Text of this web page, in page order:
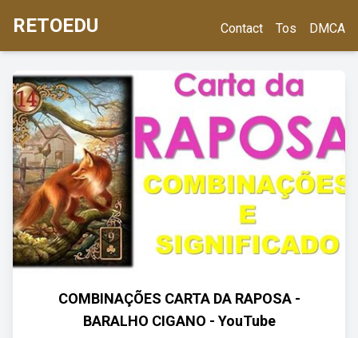
RETOEDU Contact Tos DMCA
COMBINAÇÕES CARTA DA RAPOSA -
BARALHO CIGANO - YouTube